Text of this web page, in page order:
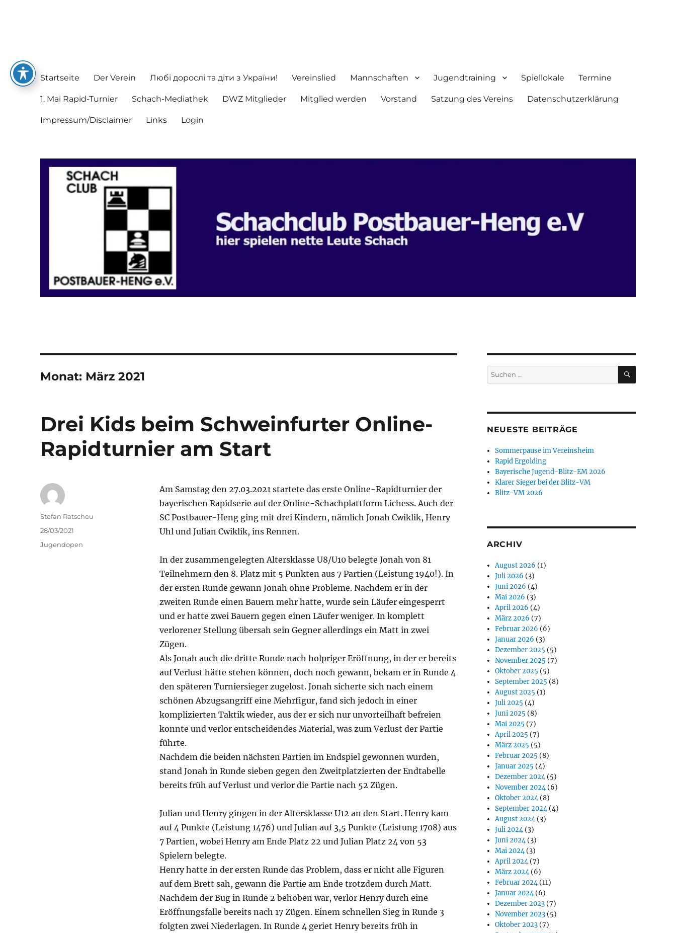
Startseite Der Verein Любі дорослі та діти з України! Vereinslied Mannschaften Jugendtraining Spiellokale Termine
1. Mai Rapid-Turnier Schach-Mediathek DWZ Mitglieder Mitglied werden Vorstand Satzung des Vereins Datenschutzerklärung
Impressum/Disclaimer Links Login
Monat: März 2021
Drei Kids beim Schweinfurter Online-
Rapidturnier am Start
Am Samstag den 27.03.2021 startete das erste Online-Rapidturnier der
bayerischen Rapidserie auf der Online-Schachplattform Lichess. Auch der
SC Postbauer-Heng ging mit drei Kindern, nämlich Jonah Cwiklik, Henry
Uhl und Julian Cwiklik, ins Rennen.
In der zusammengelegten Altersklasse U8/U10 belegte Jonah von 81
Teilnehmern den 8. Platz mit 5 Punkten aus 7 Partien (Leistung 1940!). In
der ersten Runde gewann Jonah ohne Probleme. Nachdem er in der
zweiten Runde einen Bauern mehr hatte, wurde sein Läufer eingesperrt
und er hatte zwei Bauern gegen einen Läufer weniger. In komplett
verlorener Stellung übersah sein Gegner allerdings ein Matt in zwei
Zügen.
Als Jonah auch die dritte Runde nach holpriger Eröffnung, in der er bereits
auf Verlust hätte stehen können, doch noch gewann, bekam er in Runde 4
den späteren Turniersieger zugelost. Jonah sicherte sich nach einem
schönen Abzugsangriff eine Mehrfigur, fand sich jedoch in einer
komplizierten Taktik wieder, aus der er sich nur unvorteilhaft befreien
konnte und verlor entscheidendes Material, was zum Verlust der Partie
führte.
Nachdem die beiden nächsten Partien im Endspiel gewonnen wurden,
stand Jonah in Runde sieben gegen den Zweitplatzierten der Endtabelle
bereits früh auf Verlust und verlor die Partie nach 52 Zügen.
Julian und Henry gingen in der Altersklasse U12 an den Start. Henry kam
auf 4 Punkte (Leistung 1476) und Julian auf 3,5 Punkte (Leistung 1708) aus
7 Partien, wobei Henry am Ende Platz 22 und Julian Platz 24 von 53
Spielern belegte.
Henry hatte in der ersten Runde das Problem, dass er nicht alle Figuren
auf dem Brett sah, gewann die Partie am Ende trotzdem durch Matt.
Nachdem der Bug in Runde 2 behoben war, verlor Henry durch eine
Eröffnungsfalle bereits nach 17 Zügen. Einem schnellen Sieg in Runde 3
folgten zwei Niederlagen. In Runde 4 geriet Henry bereits früh in
Autor
Stefan Ratscheu
Veröffentlicht
28/03/2021
Kategorien
Jugendopen
Suchen
nach:
SUCHEN
NEUESTE BEITRÄGE
Sommerpause im Vereinsheim
Rapid Ergolding
Bayerische Jugend-Blitz-EM 2026
Klarer Sieger bei der Blitz-VM
Blitz-VM 2026
ARCHIV
August 2026 (1)
Juli 2026 (3)
Juni 2026 (4)
Mai 2026 (3)
April 2026 (4)
März 2026 (7)
Februar 2026 (6)
Januar 2026 (3)
Dezember 2025 (5)
November 2025 (7)
Oktober 2025 (5)
September 2025 (8)
August 2025 (1)
Juli 2025 (4)
Juni 2025 (8)
Mai 2025 (7)
April 2025 (7)
März 2025 (5)
Februar 2025 (8)
Januar 2025 (4)
Dezember 2024(5)
November 2024(6)
Oktober 2024(8)
September 2024(4)
August 2024(3)
Juli 2024(3)
Juni 2024(3)
Mai 2024(3)
April 2024(7)
März 2024(6)
Februar 2024(11)
Januar 2024(6)
Dezember 2023 (7)
November 2023 (5)
Oktober 2023 (7)